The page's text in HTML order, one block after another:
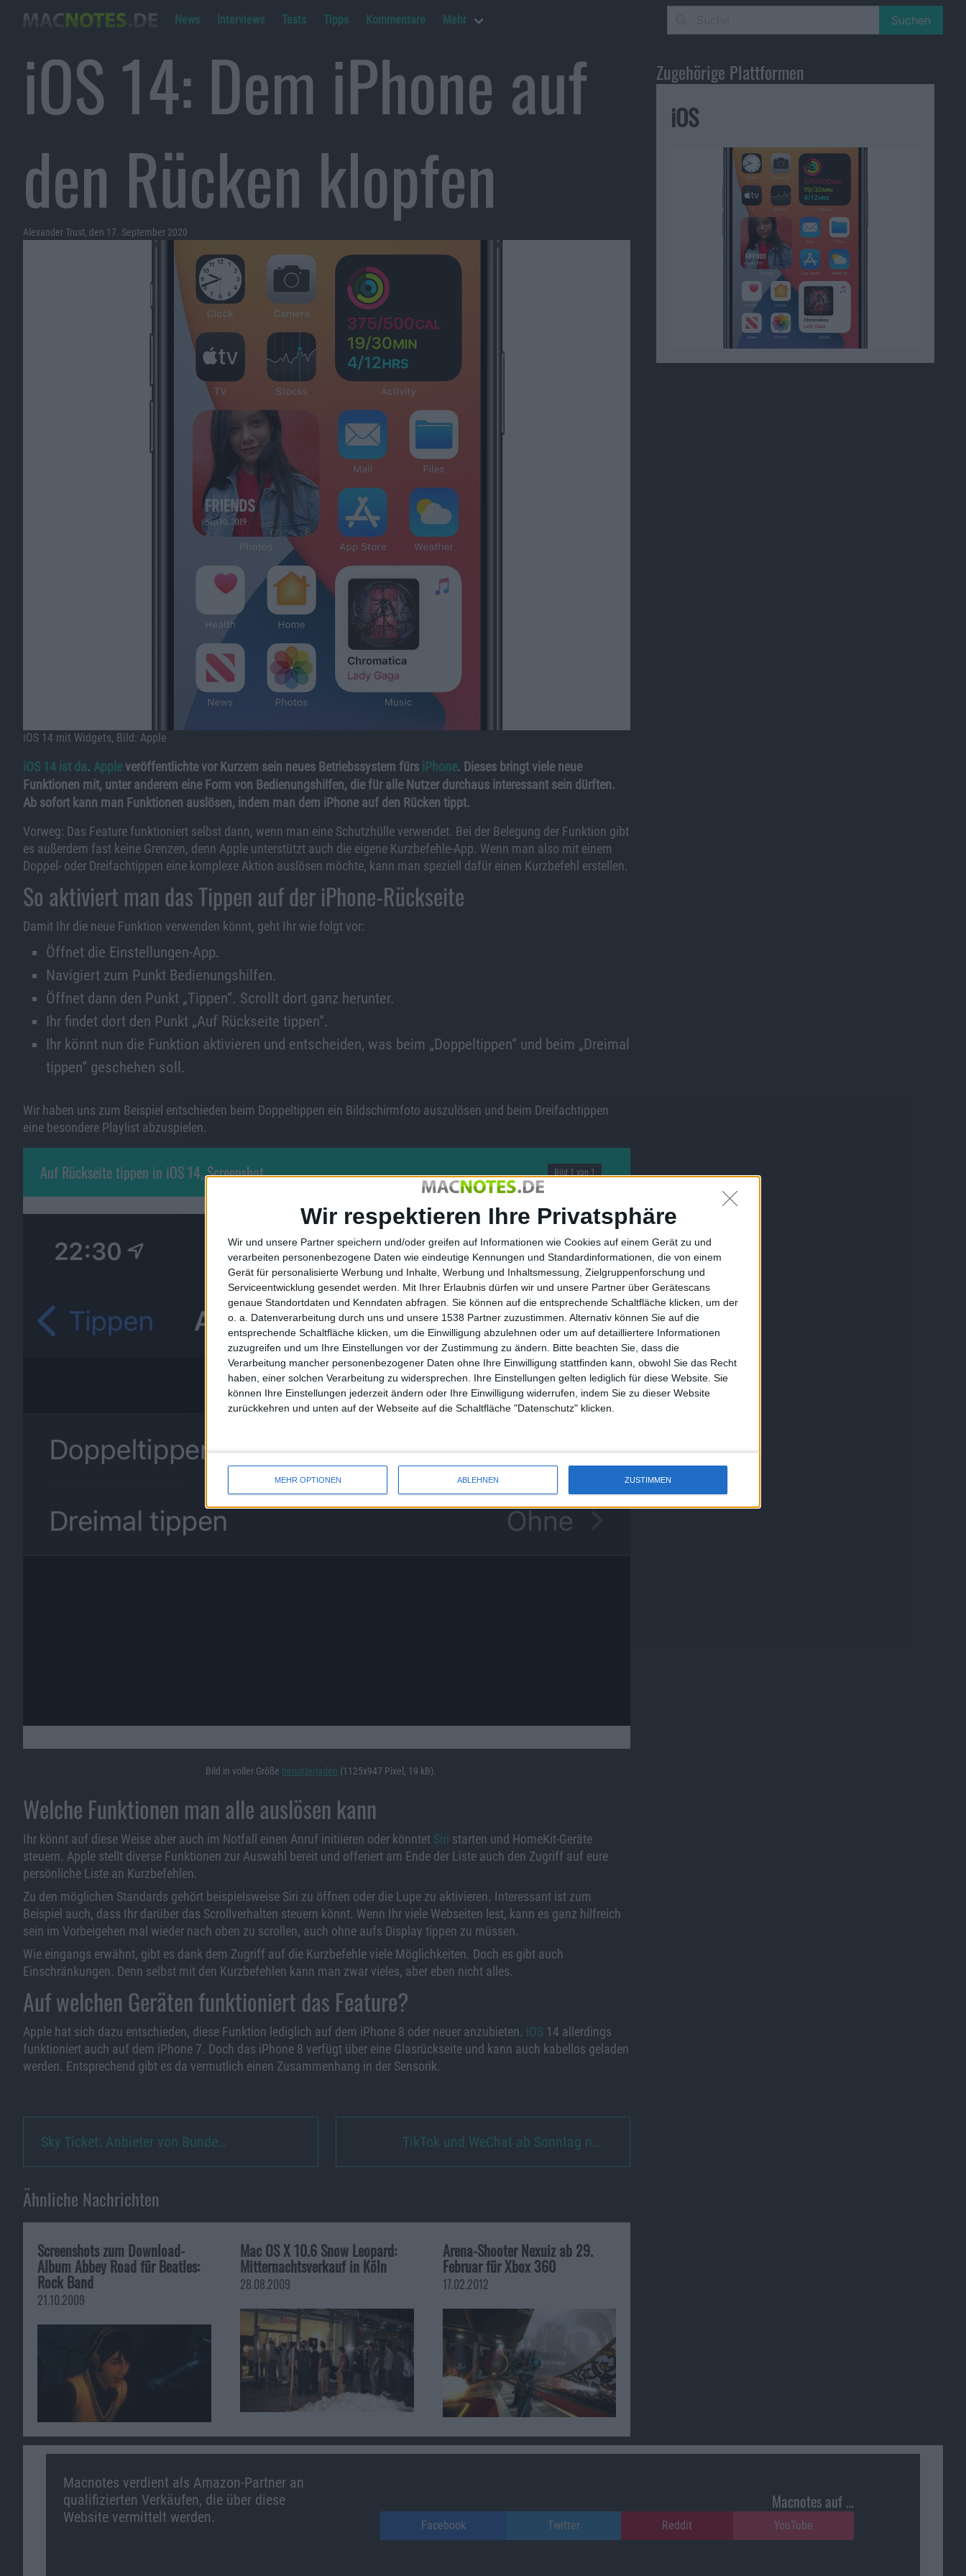
Wir respektieren Ihre Privatsphäre
Wir und unsere Partner speichern und/oder greifen auf Informationen wie Cookies auf einem Gerät zu und
verarbeiten personenbezogene Daten wie eindeutige Kennungen und Standardinformationen, die von einem
Gerät für personalisierte Werbung und Inhalte, Werbung und Inhaltsmessung, Zielgruppenforschung und
Serviceentwicklung gesendet werden.
Mit Ihrer Erlaubnis dürfen wir und unsere Partner über Gerätescans
genaue Standortdaten und Kenndaten abfragen. Sie können auf die entsprechende Schaltfläche klicken, um der
o. a. Datenverarbeitung durch uns und unsere 1538 Partner zuzustimmen. Alternativ können Sie auf die
entsprechende Schaltfläche klicken, um die Einwilligung abzulehnen oder um auf detailliertere Informationen
zuzugreifen und um Ihre Einstellungen vor der Zustimmung zu ändern.
Bitte beachten Sie, dass die
Verarbeitung mancher personenbezogener Daten ohne Ihre Einwilligung stattfinden kann, obwohl Sie das Recht
haben, einer solchen Verarbeitung zu widersprechen. Ihre Einstellungen gelten lediglich für diese Website. Sie
können Ihre Einstellungen jederzeit ändern oder Ihre Einwilligung widerrufen, indem Sie zu dieser Website
zurückkehren und unten auf der Webseite auf die Schaltfläche "Datenschutz" klicken.
MEHR OPTIONEN ABLEHNEN ZUSTIMMEN
News Interviews Tests Tipps Kommentare Mehr Suchen
iOS 14: Dem iPhone auf
den Rücken klopfen
Alexander Trust, den 17. September 2020
iOS 14 mit Widgets, Bild: Apple
iOS 14 ist da. Apple veröffentlichte vor Kurzem sein neues Betriebssystem fürs iPhone. Dieses bringt viele neue
Funktionen mit, unter anderem eine Form von Bedienungshilfen, die für alle Nutzer durchaus interessant sein dürften.
Ab sofort kann man Funktionen auslösen, indem man dem iPhone auf den Rücken tippt.
Vorweg: Das Feature funktioniert selbst dann, wenn man eine Schutzhülle verwendet. Bei der Belegung der Funktion gibt
es außerdem fast keine Grenzen, denn Apple unterstützt auch die eigene Kurzbefehle-App. Wenn man also mit einem
Doppel- oder Dreifachtippen eine komplexe Aktion auslösen möchte, kann man speziell dafür einen Kurzbefehl erstellen.
So aktiviert man das Tippen auf der iPhone-Rückseite
Damit Ihr die neue Funktion verwenden könnt, geht Ihr wie folgt vor:
Öffnet die Einstellungen-App.
Navigiert zum Punkt Bedienungshilfen.
Öffnet dann den Punkt „Tippen“. Scrollt dort ganz herunter.
Ihr findet dort den Punkt „Auf Rückseite tippen“.
Ihr könnt nun die Funktion aktivieren und entscheiden, was beim „Doppeltippen“ und beim „Dreimal
tippen“ geschehen soll.
Wir haben uns zum Beispiel entschieden beim Doppeltippen ein Bildschirmfoto auszulösen und beim Dreifachtippen
eine besondere Playlist abzuspielen.
Auf Rückseite tippen in iOS 14, Screenshot Bild 1 von 1
Bild in voller Größe herunterladen (1125x947 Pixel, 19 kB).
Welche Funktionen man alle auslösen kann
Ihr könnt auf diese Weise aber auch im Notfall einen Anruf initiieren oder könntet Siri starten und HomeKit-Geräte
steuern. Apple stellt diverse Funktionen zur Auswahl bereit und offeriert am Ende der Liste auch den Zugriff auf eure
persönliche Liste an Kurzbefehlen.
Zu den möglichen Standards gehört beispielsweise Siri zu öffnen oder die Lupe zu aktivieren. Interessant ist zum
Beispiel auch, dass Ihr darüber das Scrollverhalten steuern könnt. Wenn Ihr viele Webseiten lest, kann es ganz hilfreich
sein im Vorbeigehen mal wieder nach oben zu scrollen, auch ohne aufs Display tippen zu müssen.
Wie eingangs erwähnt, gibt es dank dem Zugriff auf die Kurzbefehle viele Möglichkeiten. Doch es gibt auch
Einschränkungen. Denn selbst mit den Kurzbefehlen kann man zwar vieles, aber eben nicht alles.
Auf welchen Geräten funktioniert das Feature?
Apple hat sich dazu entschieden, diese Funktion lediglich auf dem iPhone 8 oder neuer anzubieten. iOS 14 allerdings
funktioniert auch auf dem iPhone 7. Doch das iPhone 8 verfügt über eine Glasrückseite und kann auch kabellos geladen
werden. Entsprechend gibt es da vermutlich einen Zusammenhang in der Sensorik.
Sky Ticket: Anbieter von Bunde… TikTok und WeChat ab Sonntag n…
Ähnliche Nachrichten
Screenshots zum Download-
Album Abbey Road für Beatles:
Rock Band
21.10.2009
Mac OS X 10.6 Snow Leopard:
Mitternachtsverkauf in Köln
28.08.2009
Arena-Shooter Nexuiz ab 29.
Februar für Xbox 360
17.02.2012
Zugehörige Plattformen
iOS
Macnotes verdient als Amazon-Partner an
qualifizierten Verkäufen, die über diese
Website vermittelt werden.
Macnotes auf …
Facebook Twitter Reddit YouTube